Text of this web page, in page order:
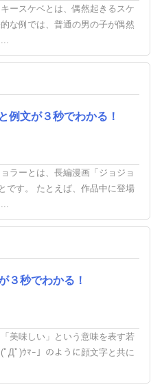
ースケベとは、偶然起きるスケ
な例では、普通の男の子が偶然
例文が３秒でわかる！
ラーとは、長編漫画「ジョジョ
です。 たとえば、作品中に登場
３秒でわかる！
美味しい」という意味を表す若
Дﾟ)ｳﾏｰ」のように顔文字と共に